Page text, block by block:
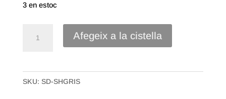
3 en estoc
Antifurt
per
Afegeix a la cistella
SKU: SD-SHGRIS